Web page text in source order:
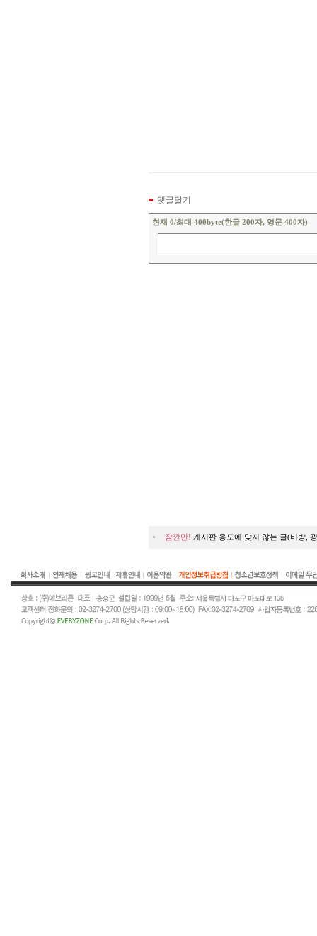
댓글달기
현재 0/최대 400byte(한글 200자, 영문 400자)
잠깐만! 게시판 용도에 맞지 않는 글(비방,